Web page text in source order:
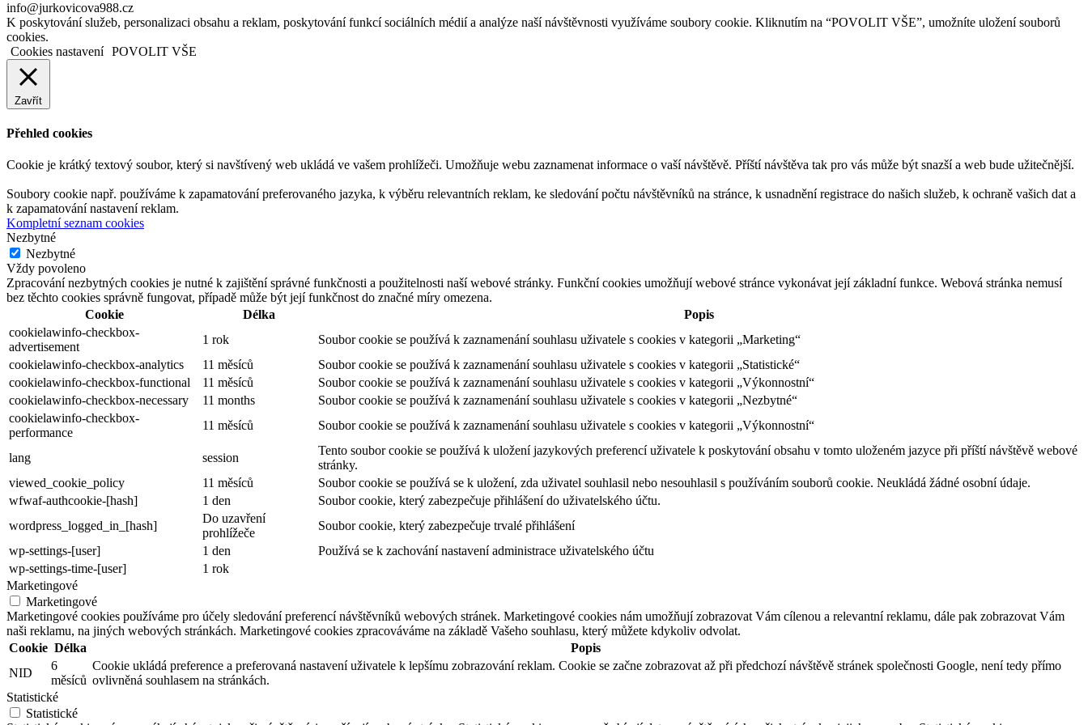
info@jurkovicova988.cz
K poskytování služeb, personalizaci obsahu a reklam, poskytování funkcí sociálních médií a analýze naší návštěvnosti využíváme soubory cookie. Kliknutím na “POVOLIT VŠE”, umožníte uložení souborů
cookies.
Cookies nastavení POVOLIT VŠE
Zavřít
Přehled cookies
Cookie je krátký textový soubor, který si navštívený web ukládá ve vašem prohlížeči. Umožňuje webu zaznamenat informace o vaší návštěvě. Příští návštěva tak pro vás může být snazší a web bude užitečnější.
Soubory cookie např. používáme k zapamatování preferovaného jazyka, k výběru relevantních reklam, ke sledování počtu návštěvníků na stránce, k usnadnění registrace do našich služeb, k ochraně vašich dat a
k zapamatování nastavení reklam.
Kompletní seznam cookies
Nezbytné
Nezbytné
Vždy povoleno
Zpracování nezbytných cookies je nutné k zajištění správné funkčnosti a použitelnosti naší webové stránky. Funkční cookies umožňují webové stránce vykonávat její základní funkce. Webová stránka nemusí
bez těchto cookies správně fungovat, případě může být její funkčnost do značné míry omezena.
Cookie
Délka
Popis
cookielawinfo-checkbox-
advertisement
1 rok
Soubor cookie se používá k zaznamenání souhlasu uživatele s cookies v kategorii „Marketing“
cookielawinfo-checkbox-analytics
11 měsíců
Soubor cookie se používá k zaznamenání souhlasu uživatele s cookies v kategorii „Statistické“
cookielawinfo-checkbox-functional
11 měsíců
Soubor cookie se používá k zaznamenání souhlasu uživatele s cookies v kategorii „Výkonnostní“
cookielawinfo-checkbox-necessary
11 months
Soubor cookie se používá k zaznamenání souhlasu uživatele s cookies v kategorii „Nezbytné“
cookielawinfo-checkbox-
performance
11 měsíců Soubor cookie se používá k zaznamenání souhlasu uživatele s cookies v kategorii „Výkonnostní“
lang session
Tento soubor cookie se používá k uložení jazykových preferencí uživatele k poskytování obsahu v tomto uloženém jazyce při příští návštěvě webové
stránky.
viewed_cookie_policy
11 měsíců
Soubor cookie se používá se k uložení, zda uživatel souhlasil nebo nesouhlasil s používáním souborů cookie. Neukládá žádné osobní údaje.
wfwaf-authcookie-[hash]
1 den
Soubor cookie, který zabezpečuje přihlášení do uživatelského účtu.
wordpress_logged_in_[hash]
Do uzavření
prohlížeče
Soubor cookie, který zabezpečuje trvalé přihlášení
wp-settings-[user]
1 den
Používá se k zachování nastavení administrace uživatelského účtu
wp-settings-time-[user]
1 rok
Marketingové
Marketingové
Marketingové cookies používáme pro účely sledování preferencí návštěvníků webových stránek. Marketingové cookies nám umožňují zobrazovat Vám cílenou a relevantní reklamu, dále pak zobrazovat Vám
naši reklamu, na jiných webových stránkách. Marketingové cookies zpracováváme na základě Vašeho souhlasu, který můžete kdykoliv odvolat.
Cookie Délka
Popis
NID
6
měsíců
Cookie ukládá preference a preferovaná nastavení uživatele k lepšímu zobrazování reklam. Cookie se začne zobrazovat až při předchozí návštěvě stránek společnosti Google, není tedy přímo
ovlivněná souhlasem na stránkách.
Statistické
Statistické